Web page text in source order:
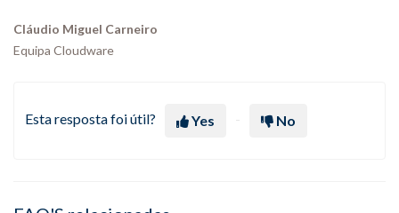
Cláudio Miguel Carneiro
Equipa Cloudware
Esta resposta foi útil? Yes No